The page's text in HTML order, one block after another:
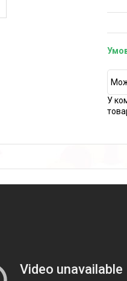
У